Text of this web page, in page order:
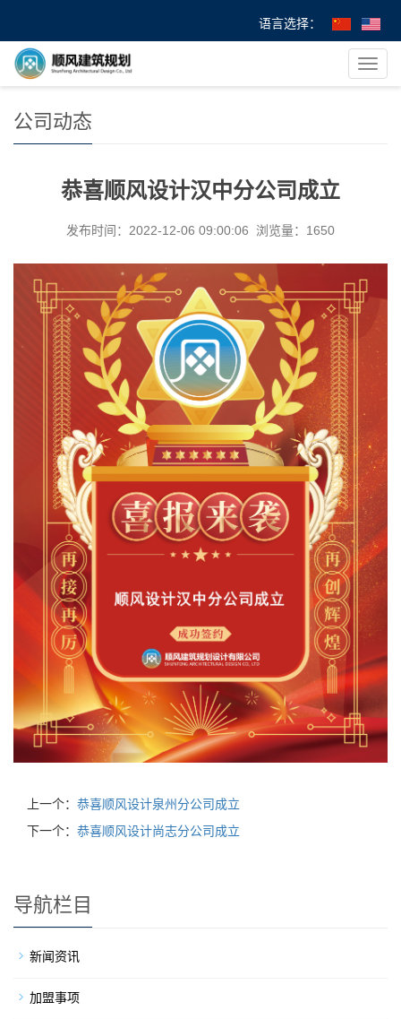
语言选择：
导
航
您的位置：首 页> > 恭喜顺风设计汉中分公司成立
公司动态
恭喜顺风设计汉中分公司成立
发布时间：2022-12-06 09:00:06 浏览量：1650
上一个： 恭喜顺风设计泉州分公司成立
下一个： 恭喜顺风设计尚志分公司成立
导航栏目
新闻资讯
加盟事项